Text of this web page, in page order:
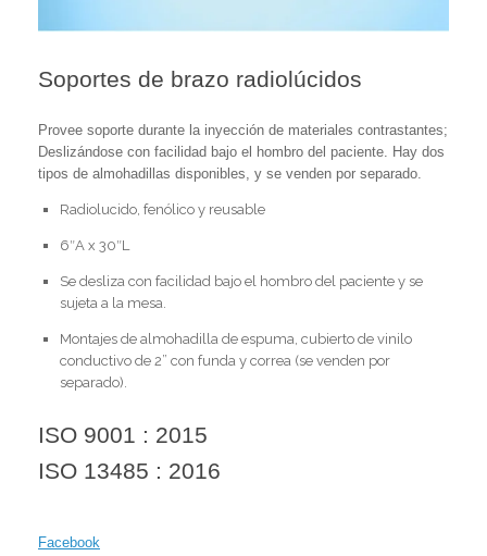
Soportes de brazo radiolúcidos
Provee soporte durante la inyección de materiales contrastantes;
Deslizándose con facilidad bajo el hombro del paciente. Hay dos
tipos de almohadillas disponibles, y se venden por separado.
Radiolucido, fenólico y reusable
6″A x 30″L
Se desliza con facilidad bajo el hombro del paciente y se
sujeta a la mesa.
Montajes de almohadilla de espuma, cubierto de vinilo
conductivo de 2” con funda y correa (se venden por
separado).
ISO 9001 : 2015
ISO 13485 : 2016
Facebook